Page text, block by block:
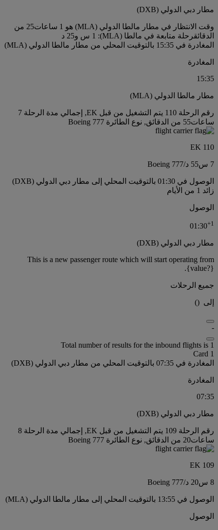
مطار دبي الدولي (DXB)
وقت الانتظار في مطار مالطا الدولي (MLA) هو 1 ساعات25 من
الدقائقرحلة متابعة في مالطا (MLA): 1 س و25 د
المغادرة في 15:35 بالتوقيت المحلي من مطار مالطا الدولي (MLA)
المغادرة
15:35
مطار مالطا الدولي (MLA)
رقم الرحلة 110 يتم التشغيل من قبل EK, إجمالي مدة الرحلة 7
ساعات55 من الدقائق, نوع الطائرة Boeing 777
EK 110
7 س 55 د /
Boeing 777
الوصول في 01:30 بالتوقيت المحلي إلى مطار دبي الدولي (DXB)
زائد 1 من الأيام
الوصول
01:30+1
مطار دبي الدولي (DXB)
This is a new passenger route which will start operating from
{value?}.
جميع الرحلات
إلى (
)
-
Total number of results for the inbound flights is 1
Card 1
المغادرة في 07:35 بالتوقيت المحلي من مطار دبي الدولي (DXB)
المغادرة
07:35
مطار دبي الدولي (DXB)
رقم الرحلة 109 يتم التشغيل من قبل EK, إجمالي مدة الرحلة 8
ساعات20 من الدقائق, نوع الطائرة Boeing 777
EK 109
8 س 20 د /
Boeing 777
الوصول في 13:55 بالتوقيت المحلي إلى مطار مالطا الدولي (MLA)
الوصول